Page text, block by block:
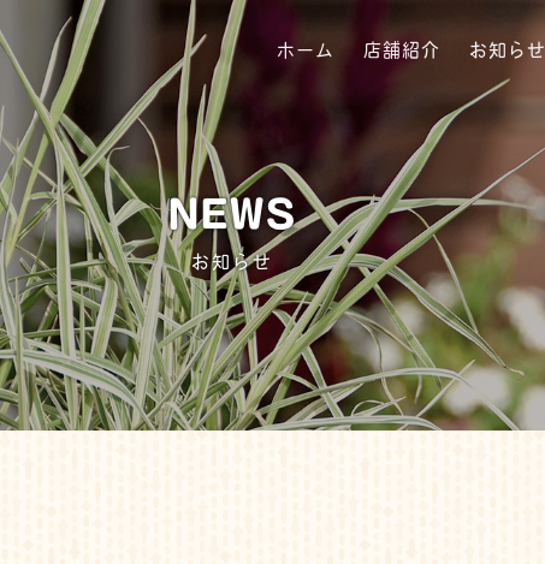
ホーム 店舗紹介 お知らせ
NEWS
お知らせ